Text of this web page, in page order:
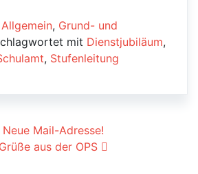
Allgemein, Grund- und
mit Dienstjubiläum,
, Stufenleitung
Mail-Adresse!
aus der OPS